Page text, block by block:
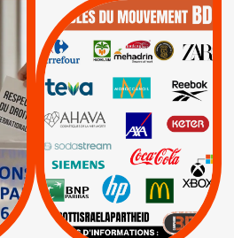
QUE BOYCOTTER ?
BOYCOTT /
AXA BNP | CAF |
Carrefour | HP |
Keter |
Livres et brochures |
Mehadrin | PUMA
Sodastream |
Visuels, tracts,
affiches,...